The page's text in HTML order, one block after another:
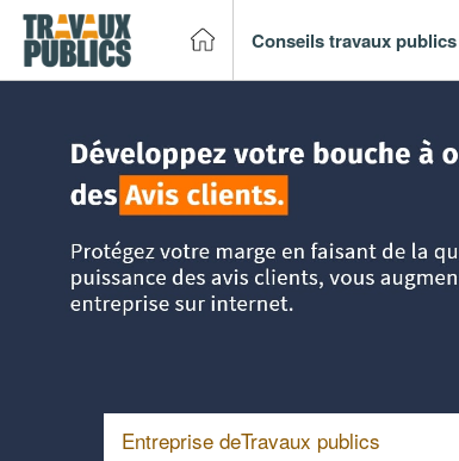
Conseils travaux publics
Entreprise deTravaux publics